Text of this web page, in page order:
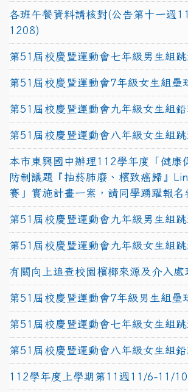
各班午餐資料請核對(公告第十一週
1208)
第51屆校慶暨運動會七年級男生組
第51屆校慶暨運動會7年級女生組壘
第51屆校慶暨運動會九年級女生組
第51屆校慶暨運動會八年級女生組
本市東興國中辦理112學年度「健康
防制議題『抽菸肺廢、檳致癌歸』
賽」實施計畫一案，請同學踴躍報名
第51屆校慶暨運動會九年級男生組
第51屆校慶暨運動會九年級女生組
有關向上追查校園檳榔來源及介入處
第51屆校慶暨運動會7年級男生組壘
第51屆校慶暨運動會七年級女生組
第51屆校慶暨運動會八年級女生組
112學年度上學期第11週11/6-11/